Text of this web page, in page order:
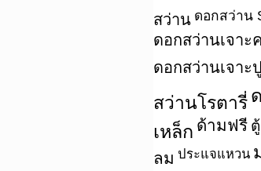
สว่าน ดอกสว่าน
ดอกสว่านเจาะ
ดอกสว่านเจาะ
สว่านโรตารี่
เหล็ก ด้ามฟรี
ลม ประแจแหวน